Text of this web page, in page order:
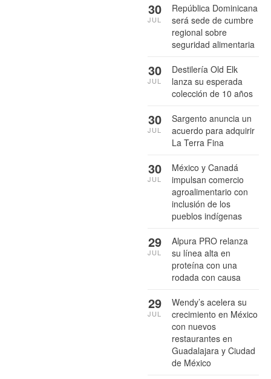
República Dominicana
será sede de cumbre
regional sobre
seguridad alimentaria
30
JUL
Destilería Old Elk
lanza su esperada
colección de 10 años
30
JUL
Sargento anuncia un
acuerdo para adquirir
La Terra Fina
30
JUL
México y Canadá
impulsan comercio
agroalimentario con
inclusión de los
pueblos indígenas
30
JUL
Alpura PRO relanza
su línea alta en
proteína con una
rodada con causa
29
JUL
Wendy’s acelera su
crecimiento en México
con nuevos
restaurantes en
Guadalajara y Ciudad
de México
29
JUL